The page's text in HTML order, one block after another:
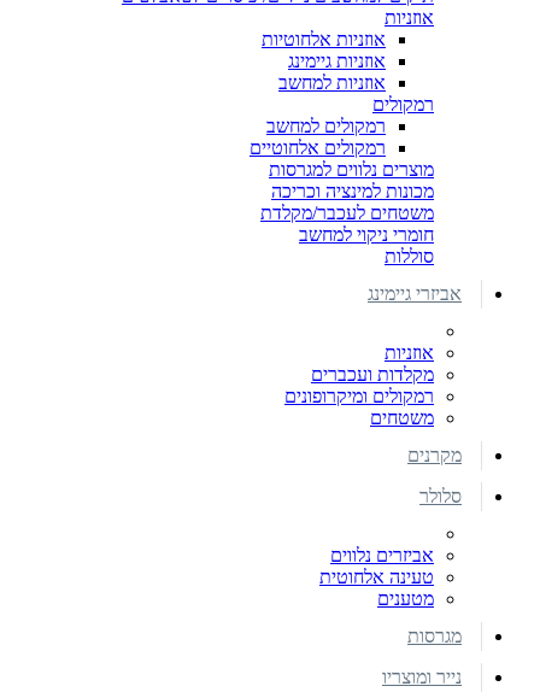
אוזניות
אוזניות אלחוטיות
אוזניות גיימינג
אוזניות למחשב
רמקולים
רמקולים למחשב
רמקולים אלחוטיים
מוצרים נלווים למגרסות
מכונות למינציה וכריכה
משטחים לעכבר/מקלדת
חומרי ניקוי למחשב
סוללות
אביזרי גיימינג
אוזניות
מקלדות ועכברים
רמקולים ומיקרופונים
משטחים
מקרנים
סלולר
אביזרים נלווים
טעינה אלחוטית
מטענים
מגרסות
נייר ומוצריו